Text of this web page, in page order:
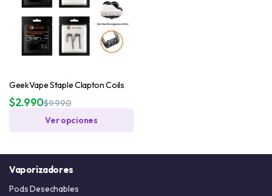
GeekVape Staple Clapton Coils
$9.990
$2.990
Ver opciones
Vaporizadores
Pods Desechables